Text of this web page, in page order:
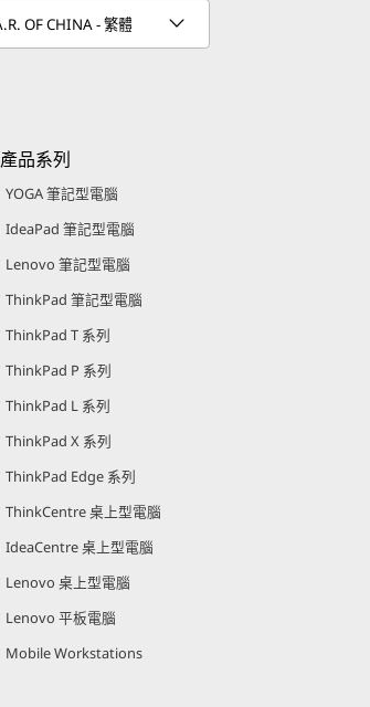
產品系列
YOGA 筆記型電腦
IdeaPad 筆記型電腦
Lenovo 筆記型電腦
ThinkPad 筆記型電腦
ThinkPad T 系列
ThinkPad P 系列
ThinkPad L 系列
ThinkPad X 系列
ThinkPad Edge 系列
ThinkCentre 桌上型電腦
IdeaCentre 桌上型電腦
Lenovo 桌上型電腦
Lenovo 平板電腦
Mobile Workstations